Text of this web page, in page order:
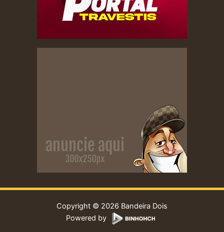
Copyright © 2026 Bandeira Dois
Powered by